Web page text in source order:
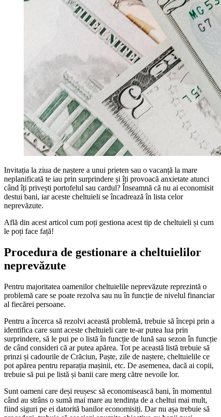
Invitația la ziua de naștere a unui prieten sau o vacanță la mare
neplanificată te iau prin surprindere și îți provoacă anxietate atunci
când îți privești portofelul sau cardul? Înseamnă că nu ai economisit
destui bani, iar aceste cheltuieli se încadrează în lista celor
neprevăzute.
Află din acest articol cum poți gestiona acest tip de cheltuieli și cum
le poți face față!
Procedura de gestionare a cheltuielilor
neprevăzute
Pentru majoritatea oamenilor cheltuielile neprevăzute reprezintă o
problemă care se poate rezolva sau nu în funcție de nivelul financiar
al fiecărei persoane.
Pentru a încerca să rezolvi această problemă, trebuie să începi prin a
identifica care sunt aceste cheltuieli care te-ar putea lua prin
surprindere, să le pui pe o listă în funcție de lună sau sezon în funcție
de când consideri că ar putea apărea. Tot pe această listă trebuie să
prinzi și cadourile de Crăciun, Paște, zile de naștere, cheltuielile ce
pot apărea pentru reparația mașinii, etc. De asemenea, dacă ai copii,
trebuie să pui pe listă și banii care merg către nevoile lor.
Sunt oameni care deși reușesc să economisească bani, în momentul
când au strâns o sumă mai mare au tendința de a cheltui mai mult,
fiind siguri pe ei datorită banilor economisiți. Dar nu așa trebuie să